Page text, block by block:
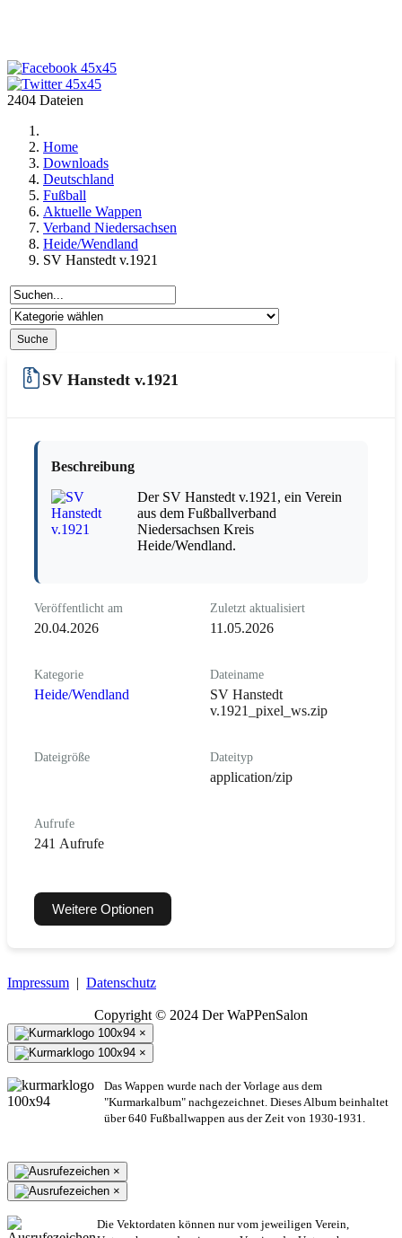
2404 Dateien
Home
Downloads
Deutschland
Fußball
Aktuelle Wappen
Verband Niedersachsen
Heide/Wendland
SV Hanstedt v.1921
SV Hanstedt v.1921
Beschreibung
Der SV Hanstedt v.1921, ein Verein
aus dem Fußballverband
Niedersachsen Kreis
Heide/Wendland.
Veröffentlicht am
20.04.2026
Zuletzt aktualisiert
11.05.2026
Kategorie
Heide/Wendland
Dateiname
SV Hanstedt
v.1921_pixel_ws.zip
Dateigröße Dateityp
application/zip
Aufrufe
241 Aufrufe
Weitere Optionen
Impressum | Datenschutz
Copyright © 2024 Der WaPPenSalon
×
×
Das Wappen wurde nach der Vorlage aus dem
"Kurmarkalbum" nachgezeichnet. Dieses Album beinhaltet
über 640 Fußballwappen aus der Zeit von 1930-1931.
×
×
Die Vektordaten können nur vom jeweiligen Verein,